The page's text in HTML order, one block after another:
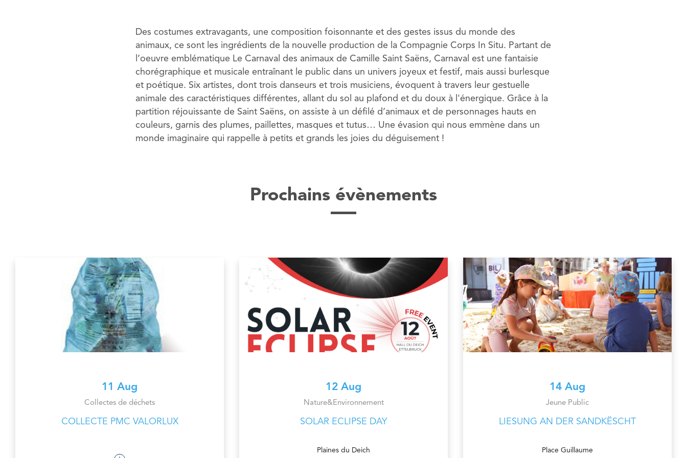
Des costumes extravagants, une composition foisonnante et des gestes issus du monde des
animaux, ce sont les ingrédients de la nouvelle production de la Compagnie Corps In Situ. Partant de
l’oeuvre emblématique Le Carnaval des animaux de Camille Saint Saëns, Carnaval est une fantaisie
chorégraphique et musicale entraînant le public dans un univers joyeux et festif, mais aussi burlesque
et poétique. Six artistes, dont trois danseurs et trois musiciens, évoquent à travers leur gestuelle
animale des caractéristiques différentes, allant du sol au plafond et du doux à l'énergique. Grâce à la
partition réjouissante de Saint Saëns, on assiste à un défilé d’animaux et de personnages hauts en
couleurs, garnis des plumes, paillettes, masques et tutus… Une évasion qui nous emmène dans un
monde imaginaire qui rappelle à petits et grands les joies du déguisement !
Prochains évènements
11 Aug
Collectes de déchets
COLLECTE PMC VALORLUX
12 Aug
Nature&Environnement
SOLAR ECLIPSE DAY
Plaines du Deich
14 Aug
Jeune Public
LIESUNG AN DER SANDKËSCHT
Place Guillaume